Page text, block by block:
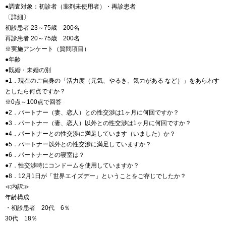
●調査対象：初診者（薬剤未使用者）・再診患者
〔詳細〕
初診患者 23～75歳 200名
再診患者 20～75歳 200名
※実施アンケート（質問項目）
●年齢
●既婚・未婚の別
●1．現在のご自身の「活力度（元気、やるき、気力がある など）」をあらわす
としたら何点ですか？
※0点～100点で回答
●2．パートナー（妻、恋人）との性交渉は1ヶ月に何回ですか？
●3．パートナー（妻、恋人）以外との性交渉は1ヶ月に何回ですか？
●4．パートナーとの性交渉に満足しています（いました）か？
●5．パートナー以外との性交渉に満足していますか？
●6．パートナーとの寝室は？
●7．性交渉時にコンドームを使用していますか？
●8．12月1日が「世界エイズデー」ということをご存じでしたか？
≪内訳≫
年齢構成
・初診患者 20代 6％
30代 18％